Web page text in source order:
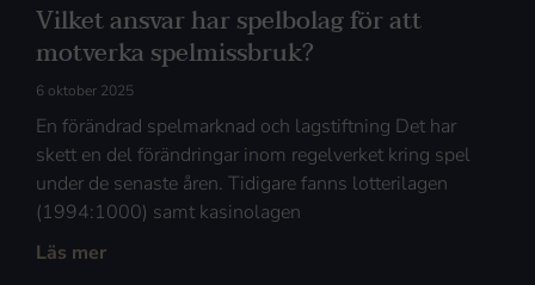
Vilket ansvar har spelbolag för att
motverka spelmissbruk?
6 oktober 2025
En förändrad spelmarknad och lagstiftning Det har
skett en del förändringar inom regelverket kring spel
under de senaste åren. Tidigare fanns lotterilagen
(1994:1000) samt kasinolagen
Läs mer